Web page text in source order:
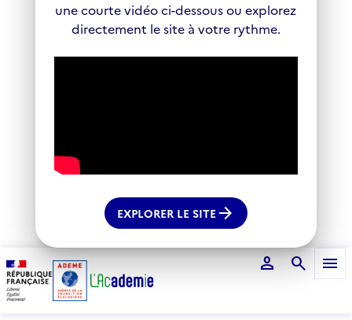
une courte vidéo ci-dessous ou explorez
directement le site à votre rythme.
EXPLORER LE SITEarrow_forward
person search menu